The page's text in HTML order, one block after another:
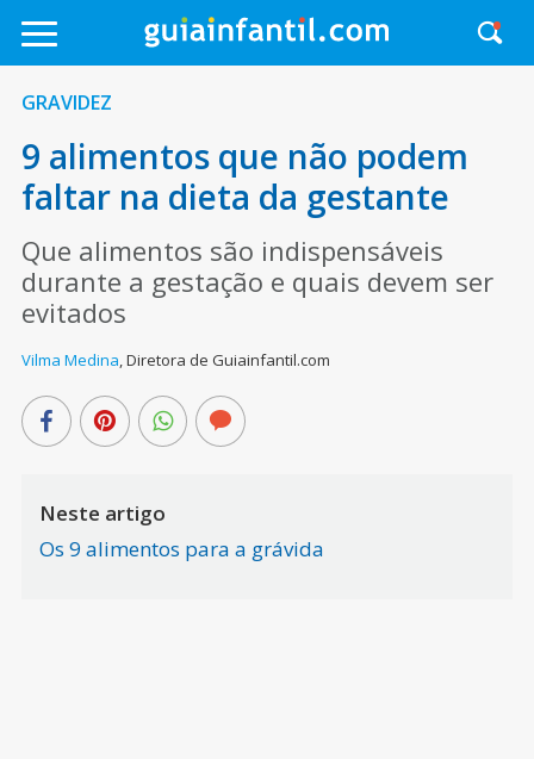
GRAVIDEZ
9 alimentos que não podem
faltar na dieta da gestante
Que alimentos são indispensáveis
durante a gestação e quais devem ser
evitados
Vilma Medina,Diretora de Guiainfantil.com
Neste artigo
Os 9 alimentos para a grávida